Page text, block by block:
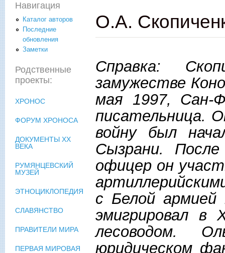
О.А.
Справка:
замужестве
мая 1997, Сан-
писательница.
войну был
Сызрани.
офицер он
с Белой
эмигрировал в
лесоводом.
юридическом
Навигация
Каталог авторов
Последние
обновления
Заметки
Родственные
проекты:
ХРОНОС
ФОРУМ ХРОНОСА
ДОКУМЕНТЫ XX
ВЕКА
РУМЯНЦЕВСКИЙ
МУЗЕЙ
ЭТНОЦИКЛОПЕДИЯ
СЛАВЯНСТВО
ПРАВИТЕЛИ МИРА
ПЕРВАЯ МИРОВАЯ